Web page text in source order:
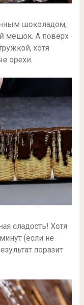
шоколадом,
мешок. А поверх
хотя
орехи.
сладость! Хотя
(если не
поразит